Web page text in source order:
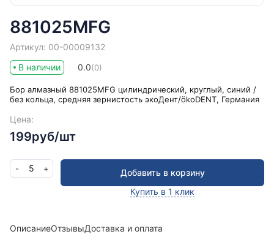
881025MFG
Артикул: 00-00009132
В наличии
0.0(0)
Бор алмазный 881025MFG цилиндрический, круглый, синий /
без кольца, средняя зернистость экоДент/ökoDENT, Германия
Цена:
199руб/шт
- 5 +
Добавить в корзину
Купить в 1 клик
ОписаниеОтзывыДоставка и оплата